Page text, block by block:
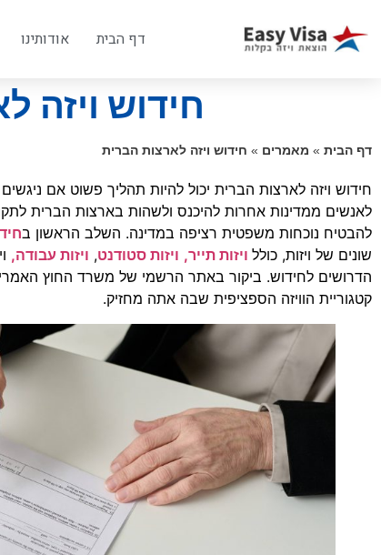
דף הבית אודותינו
חידוש ויזה
דף הבית » מאמרים » חידוש ויזה לארצות הברית
חידוש ויזה לארצות הברית יכול להיות תהליך פשוט אם
לאנשים ממדינות אחרות להיכנס ולשהות בארצות הברית
להבטיח נוכחות משפטית רציפה במדינה. השלב הראשון ב
שונים של ויזות, כולל ויזות תייר, ויזות סטודנט, ויזות עבודה,
הדרושים לחידוש. ביקור באתר הרשמי של משרד החוץ
קטגוריית הוויזה הספציפית שבה אתה מחזיק.